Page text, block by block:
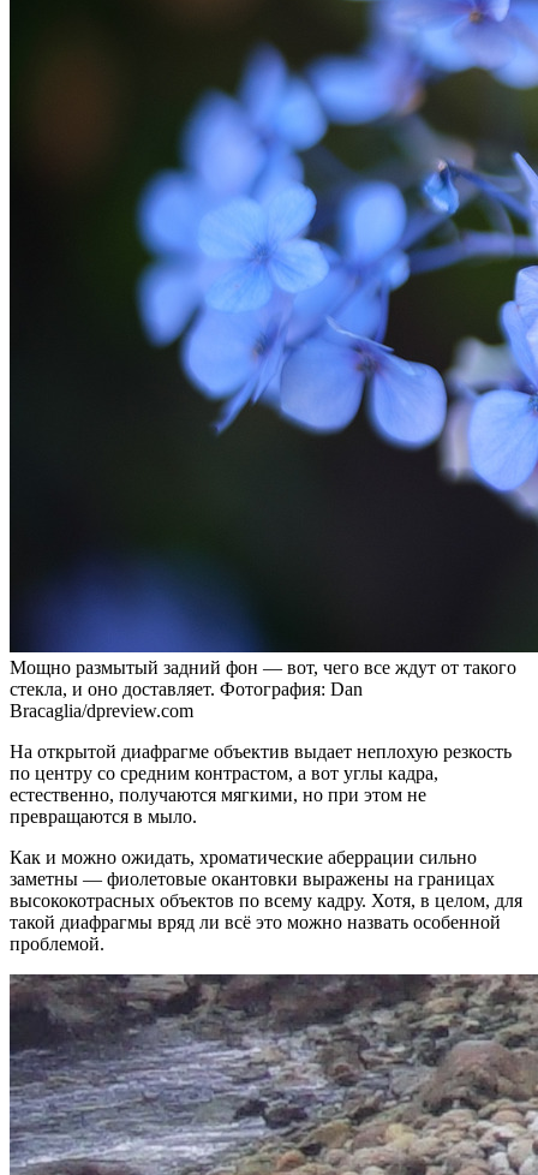
Мощно размытый задний фон — вот, чего все ждут от такого
стекла, и оно доставляет. Фотография: Dan
Bracaglia/dpreview.com
На открытой диафрагме объектив выдает неплохую резкость
по центру со средним контрастом, а вот углы кадра,
естественно, получаются мягкими, но при этом не
превращаются в мыло.
Как и можно ожидать, хроматические аберрации сильно
заметны — фиолетовые окантовки выражены на границах
высококотрасных объектов по всему кадру. Хотя, в целом, для
такой диафрагмы вряд ли всё это можно назвать особенной
проблемой.